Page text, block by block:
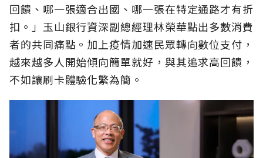
回饋、哪一張適合出國、哪一張在特定通路才有折
扣。」玉山銀行資深副總經理林榮華點出多數消費
者的共同痛點。加上疫情加速民眾轉向數位支付，
越來越多人開始傾向簡單就好，與其追求高回饋，
不如讓刷卡體驗化繁為簡。